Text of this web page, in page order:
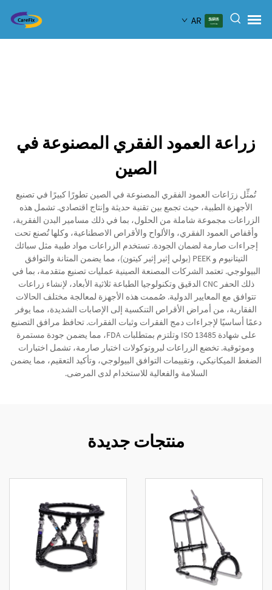
AR
زراعة العمود الفقري المصنوعة في
الصين
تُمثِّل زرَاعات العمود الفقري المصنوعة في الصين تطورًا كبيرًا في تصنيع
الأجهزة الطبية، حيث تجمع بين تقنية حديثة وإنتاج اقتصادي. تشمل هذه
الزراعات مجموعة شاملة من الحلول، بما في ذلك مسامير البدن الفقرية،
وأقفاص العمود الفقري، والألواح والأقراص الاصطناعية، وكلها تُصنع تحت
إجراءات صارمة لضمان الجودة. تستخدم الزراعات مواد طبية مثل سبائك
التيتانيوم و PEEK (بولي إثير إثير كيتون)، مما يضمن المتانة والتوافق
البيولوجي. تعتمد الشركات المصنعة الصينية عمليات تصنيع متقدمة، بما في
ذلك الحفر CNC الدقيق وتكنولوجيا الطباعة ثلاثية الأبعاد، لإنشاء زراعات
تتوافق مع المعايير الدولية. صُممت هذه الأجهزة لمعالجة مختلف الحالات
الفقارية، من أمراض الأقراص التنكسية إلى الإصابات الشديدة، مما يوفر
دعمًا أساسيًا لإجراءات دمج الفقرات وثبات الفقرات. تحافظ مرافق التصنيع
على شهادة ISO 13485 وتلتزم بمتطلبات FDA، مما يضمن جودة مستمرة
وموثوقية. تخضع الزراعات لبروتوكولات اختبار صارمة، تشمل اختبارات
الضغط الميكانيكي، وتقييمات التوافق البيولوجي، وتأكيد التعقيم، مما يضمن
السلامة والفعالية للاستخدام لدى المرضى.
منتجات جديدة